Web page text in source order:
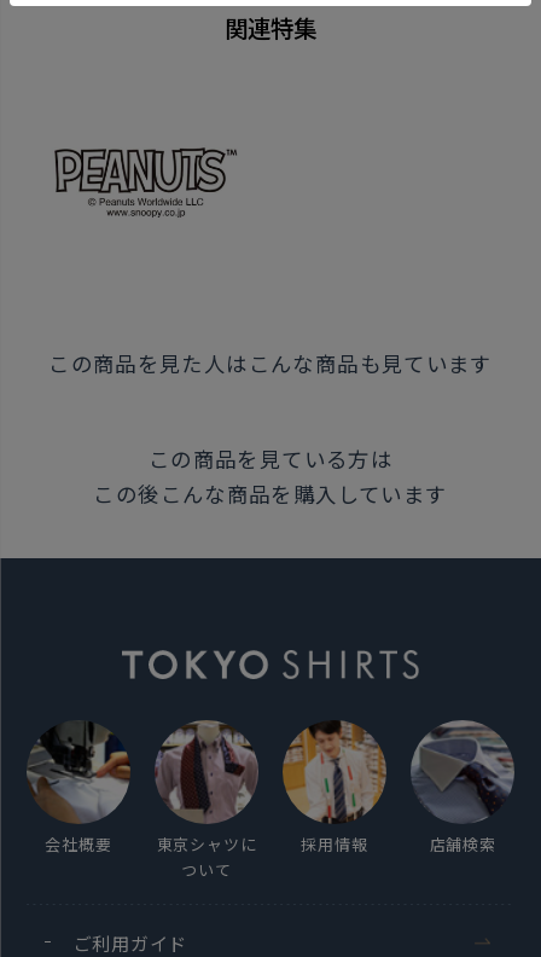
原産国
中国
この商品に対するお問い合わせ
関連特集
この商品を見た人はこんな商品も見ています
この商品を見ている方は
この後こんな商品を購入しています
会社概要
東京シャツに
ついて
採用情報 店舗検索
ご利用ガイド